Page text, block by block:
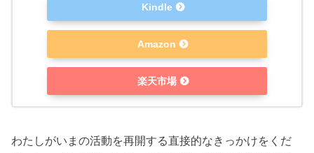
Kindle
Amazon
楽天市場
わたしがいまの活動を再開する直接的なきっかけをくだ